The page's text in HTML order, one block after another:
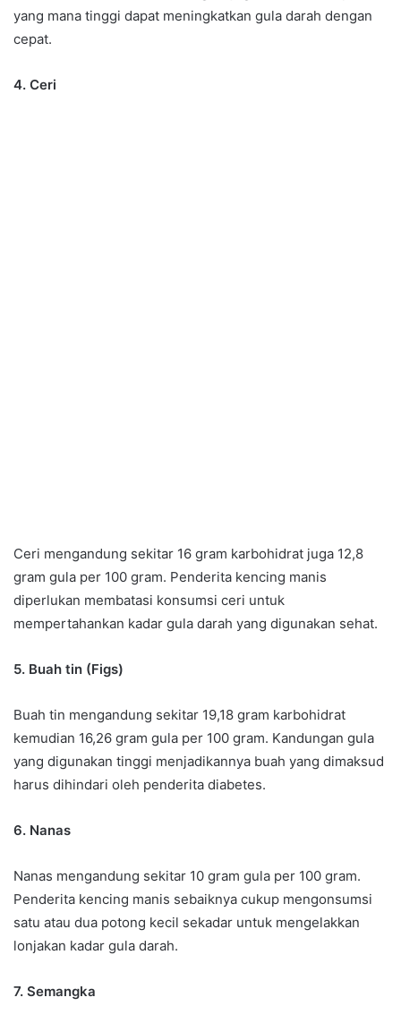
yang mana tinggi dapat meningkatkan gula darah dengan
cepat.
4. Ceri
Ceri mengandung sekitar 16 gram karbohidrat juga 12,8
gram gula per 100 gram. Penderita kencing manis
diperlukan membatasi konsumsi ceri untuk
mempertahankan kadar gula darah yang digunakan sehat.
5. Buah tin (Figs)
Buah tin mengandung sekitar 19,18 gram karbohidrat
kemudian 16,26 gram gula per 100 gram. Kandungan gula
yang digunakan tinggi menjadikannya buah yang dimaksud
harus dihindari oleh penderita diabetes.
6. Nanas
Nanas mengandung sekitar 10 gram gula per 100 gram.
Penderita kencing manis sebaiknya cukup mengonsumsi
satu atau dua potong kecil sekadar untuk mengelakkan
lonjakan kadar gula darah.
7. Semangka